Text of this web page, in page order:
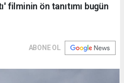
filminin ön tanıtımı bugün
ABONE OL